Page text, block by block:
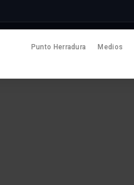
Punto Herradura Medios